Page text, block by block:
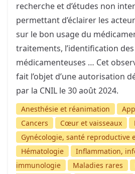
recherche et d’études non
permettant d’éclairer les
sur le bon usage du
traitements, l’identification
médicamenteuses … Cet
fait l’objet d’une autorisation
par la CNIL le 30 août 2024.
Anesthésie et réanimation
Cancers
Cœur et vaisseaux
Gynécologie, santé reproductive
Hématologie
Inflammation,
immunologie
Maladies rares